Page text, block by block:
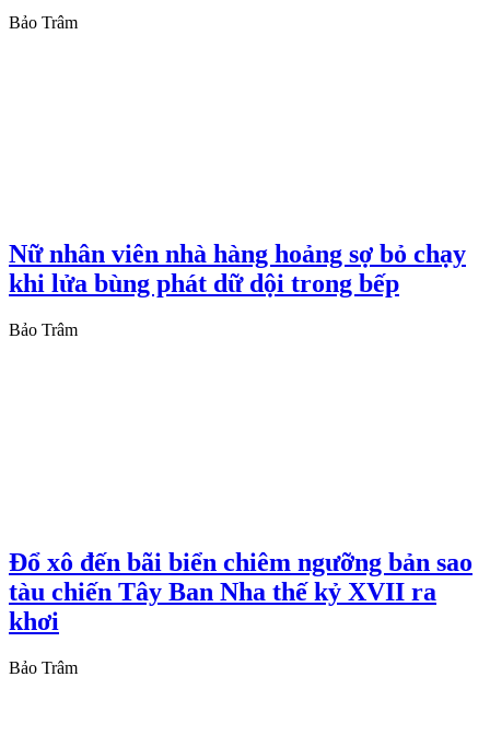
Bảo Trâm
Nữ nhân viên nhà hàng hoảng sợ bỏ chạy
khi lửa bùng phát dữ dội trong bếp
Bảo Trâm
Đổ xô đến bãi biển chiêm ngưỡng bản sao
tàu chiến Tây Ban Nha thế kỷ XVII ra
khơi
Bảo Trâm